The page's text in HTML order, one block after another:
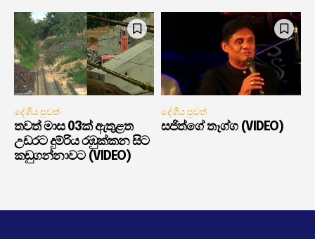
දේශීය පුවත්
තවත් මාස 03ක් ඇතුළත
උඩරට දුම්රිය රඹුක්කන සිට
කඩුගන්නාවට (VIDEO)
දේශීය පුවත්
සජිත්ගේ තෑග්ග (VIDEO)